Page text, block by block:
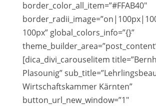
border_color_all_item=”#FFAB40″
100px” global_colors_info=”{}”
[dica_divi_carouselitem
Plasounig”
Wirtschaftskammer Kärnten”
button_url_new_window=”1″